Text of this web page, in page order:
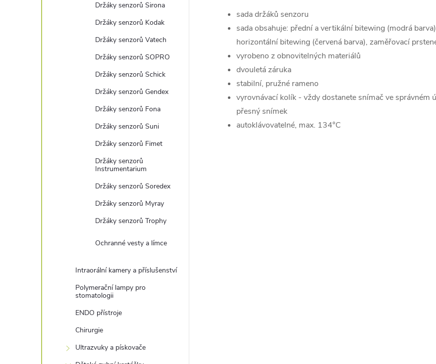
Držáky senzorů Sirona
Držáky senzorů Kodak
Držáky senzorů Vatech
Držáky senzorů SOPRO
Držáky senzorů Schick
Držáky senzorů Gendex
Držáky senzorů Fona
Držáky senzorů Suni
Držáky senzorů Fimet
Držáky senzorů
Instrumentarium
Držáky senzorů Soredex
Držáky senzorů Myray
Držáky senzorů Trophy
Ochranné vesty a límce
Intraorální kamery a příslušenství
Polymerační lampy pro
stomatologii
ENDO přístroje
Chirurgie
Ultrazvuky a pískovače
sada držáků senzoru
sada obsahuje: přední a vertikální bitewing (modrá
horizontální bitewing (červená barva), zaměřovací
vyrobeno z obnovitelných materiálů
dvouletá záruka
stabilní, pružné rameno
vyrovnávací kolík - vždy dostanete snímač ve správném
přesný snímek
autoklávovatelné, max. 134°C